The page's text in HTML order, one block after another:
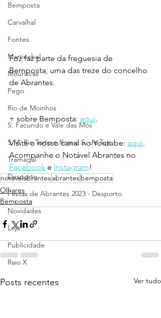
Bemposta
Carvalhal
Fontes
Martinchel
Mouriscas
Pego
Rio de Moinhos
S. Facundo e Vale das Mós
S.M. Rio Torto e Rossio S. do Tejo
Tramagal
Desporto
Festas de Abrantes 2023 - Desporto
Novidades
Loja
Publicidade
Raio X
Foz faz parte da freguesia de
Bemposta, uma das treze do concelho
de Abrantes.
+ sobre Bemposta: aqui.
Visite o nosso canal no Youtube: aqui.
Acompanhe o Notável Abrantes no
Facebook e Instagram!
notavelabrantesabrantesbemposta
Olhares
Bemposta
Posts recentes Ver tudo